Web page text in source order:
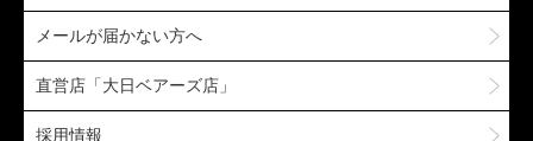
メールが届かない方へ
直営店「大日ベアーズ店」
採用情報